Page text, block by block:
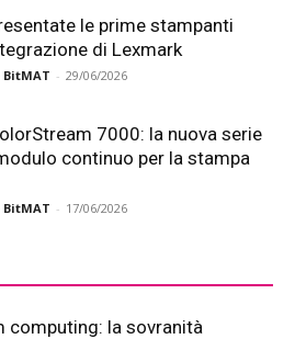
le prime stampanti
di Lexmark
- 29/06/2026
7000: la nuova serie
continuo per la stampa
- 17/06/2026
computing: la sovranità